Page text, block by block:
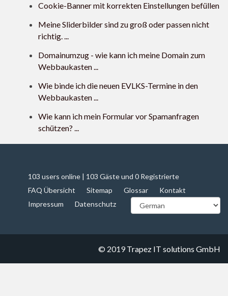
Cookie-Banner mit korrekten Einstellungen befüllen
Meine Sliderbilder sind zu groß oder passen nicht
richtig. ...
Domainumzug - wie kann ich meine Domain zum
Webbaukasten ...
Wie binde ich die neuen EVLKS-Termine in den
Webbaukasten ...
Wie kann ich mein Formular vor Spamanfragen
schützen? ...
103 users online | 103 Gäste und 0 Registrierte
FAQ Übersicht
Sitemap Glossar
Kontakt
Impressum
Datenschutz
© 2019Trapez IT solutions GmbH